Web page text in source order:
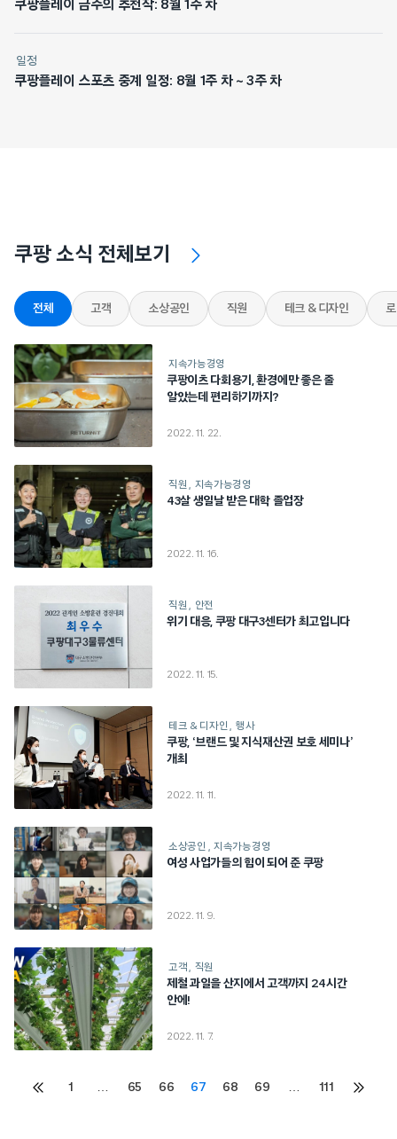
쿠팡플레이 금주의 추천작: 8월 1주 차
일정
쿠팡플레이 스포츠 중계 일정: 8월 1주 차 ~ 3주 차
쿠팡 소식 전체보기
전체 고객 소상공인 직원 테크 & 디자인
지속가능경영
쿠팡이츠 다회용기, 환경에만 좋은 줄
알았는데 편리하기까지?
2022. 11. 22.
직원 지속가능경영
43살 생일날 받은 대학 졸업장
2022. 11. 16.
직원 안전
위기 대응, 쿠팡 대구3센터가 최고입니다
2022. 11. 15.
테크 & 디자인 행사
쿠팡, ‘브랜드 및 지식재산권 보호 세미나’
개최
2022. 11. 11.
소상공인 지속가능경영
여성 사업가들의 힘이 되어 준 쿠팡
2022. 11. 9.
고객 직원
제철 과일을 산지에서 고객까지 24시간
안에!
2022. 11. 7.
Posts
이전
1 … 65 66 67 68 69 … 111
다음